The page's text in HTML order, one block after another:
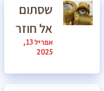
שסתום
אל חוזר
אפריל 13,
2025